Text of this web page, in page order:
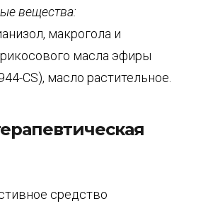
вещества:
макрогола и
масла эфиры
CS), масло растительное.
средство